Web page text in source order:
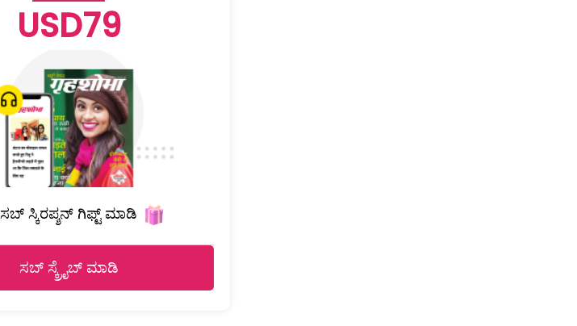
USD79
ಸಬ್ ಸ್ಕಿರಪ್ಶನ್ ಗಿಫ್ಟ್ ಮಾಡಿ
ಸಬ್ ಸ್ಕ್ರೈಬ್ ಮಾಡಿ